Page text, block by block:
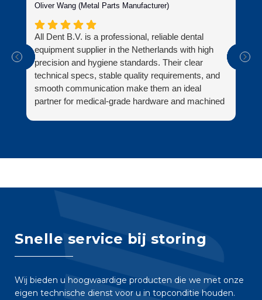
Oliver Wang (Metal Parts Manufacturer)
All Dent B.V. is a professional, reliable dental
equipment supplier in the Netherlands with high
precision and hygiene standards. Their clear
technical specs, stable quality requirements, and
smooth communication make them an ideal
partner for medical-grade hardware and machined
Snelle service bij storing
Wij bieden u hoogwaardige producten die we met onze
eigen technische dienst voor u in topconditie houden.